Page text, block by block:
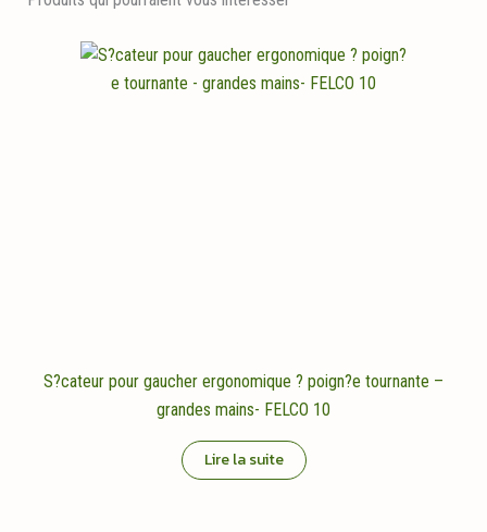
S?cateur pour gaucher ergonomique ? poign?e tournante –
grandes mains- FELCO 10
Lire la suite